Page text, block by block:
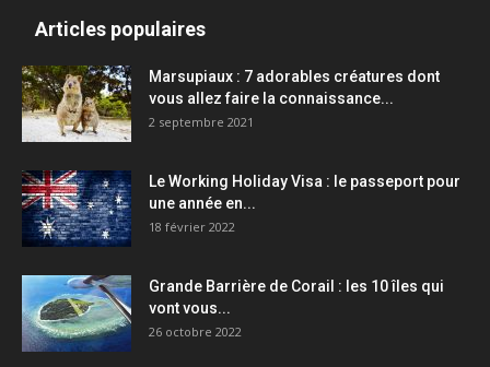
Articles populaires
Marsupiaux : 7 adorables créatures dont
vous allez faire la connaissance...
2 septembre 2021
Le Working Holiday Visa : le passeport pour
une année en...
18 février 2022
Grande Barrière de Corail : les 10 îles qui
vont vous...
26 octobre 2022